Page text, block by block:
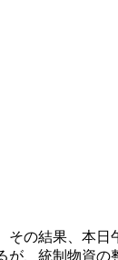
の結果、本
、統制物資の